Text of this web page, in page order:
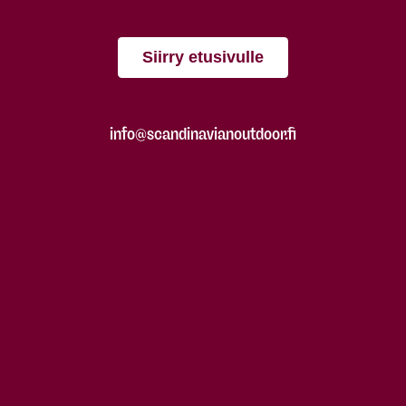
Siirry etusivulle
info@scandinavianoutdoor.fi